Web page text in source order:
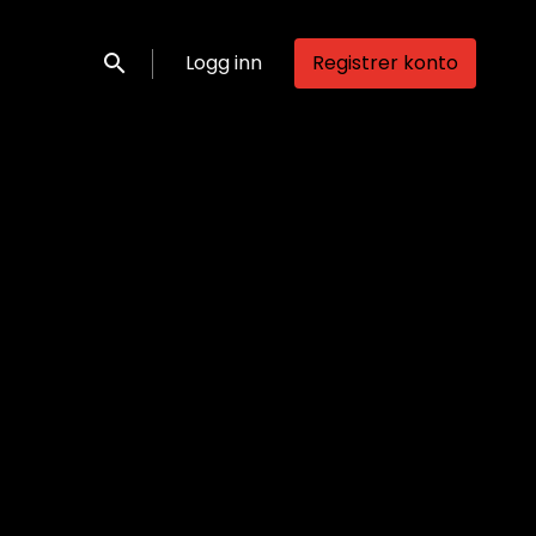
Søk Logg inn Registrer konto